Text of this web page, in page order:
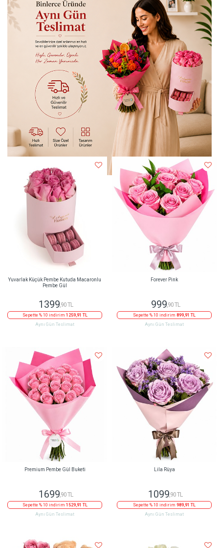
Yuvarlak Küçük Pembe Kutuda Macaronlu
Pembe Gül
1399 ,90 TL
Sepette % 10 indirim 1259,91 TL
Aynı Gün Teslimat
Forever Pink
999,90 TL
Sepette % 10 indirim 899,91 TL
Aynı Gün Teslimat
Premium Pembe Gül Buketi
1699,90 TL
Sepette % 10 indirim 1529,91 TL
Aynı Gün Teslimat
Lila Rüya
1099,90 TL
Sepette % 10 indirim 989,91 TL
Aynı Gün Teslimat